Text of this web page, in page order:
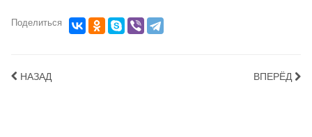
Поделиться
НАЗАД ВПЕРЁД